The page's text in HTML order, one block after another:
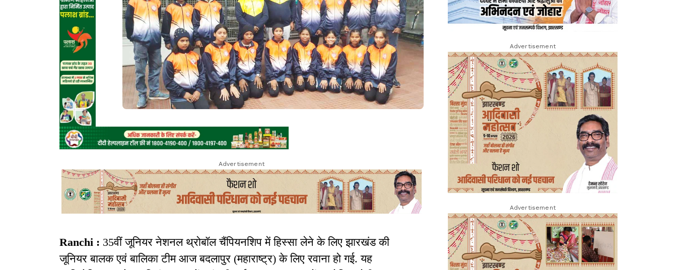
Advertisement
Ranchi : 35वीं जूनियर नेशनल थ्रोबॉल चैंपियनशिप में हिस्सा लेने के लिए झारखंड की
जूनियर बालक एवं बालिका टीम आज बदलापुर (महाराष्ट्र) के लिए रवाना हो गई. यह
Advertisement
Advertisement